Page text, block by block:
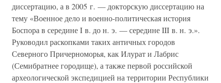
диссертацию, а в 2005 г. — докторскую диссертацию на
тему «Военное дело и военно-политическая история
Боспора в середине I в. до н. э. — середине III в. н. э.».
Руководил раскопками таких античных городов
Северного Причерноморья, как Илурат и Лабрис
(Семибратнее городище), а также первой российской
археологической экспедицией на территории Республики